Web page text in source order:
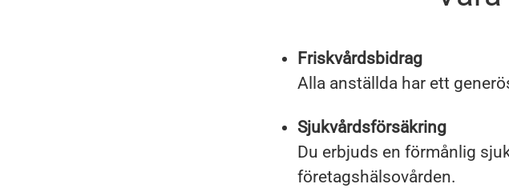
Friskvårdsbidrag
Alla anställda har ett
Sjukvårdsförsäkring
Du erbjuds en förmånlig
företagshälsovården.